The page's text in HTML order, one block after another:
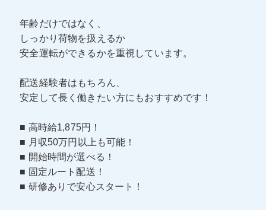
年齢だけではなく、
しっかり荷物を扱えるか
安全運転ができるかを重視しています。
配送経験者はもちろん、
安定して長く働きたい方にもおすすめです！
■ 高時給1,875円！
■ 月収50万円以上も可能！
■ 開始時間が選べる！
■ 固定ルート配送！
■ 研修ありで安心スタート！